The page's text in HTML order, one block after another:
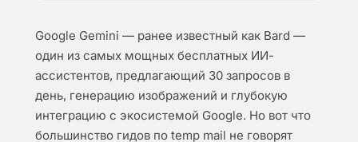
Google Gemini — ранее известный как Bard —
один из самых мощных бесплатных ИИ-
ассистентов, предлагающий 30 запросов в
день, генерацию изображений и глубокую
интеграцию с экосистемой Google. Но вот что
большинство гидов по temp mail не говорят